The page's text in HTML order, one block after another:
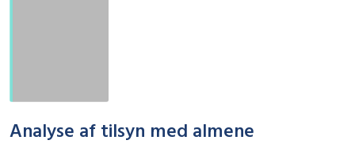
Analyse af tilsyn med almene